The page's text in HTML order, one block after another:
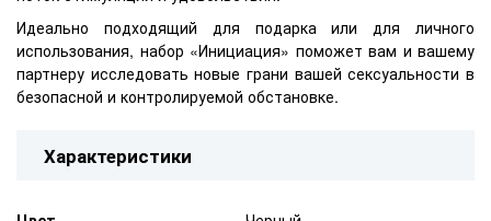
Идеально подходящий для подарка или для личного
использования, набор «Инициация» поможет вам и вашему
партнеру исследовать новые грани вашей сексуальности в
безопасной и контролируемой обстановке.
Характеристики